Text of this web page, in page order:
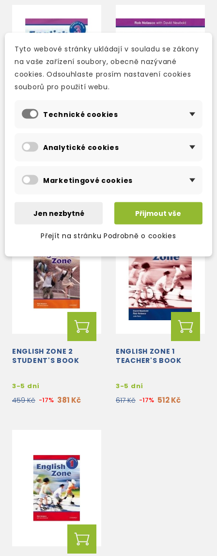
STUDENT'S BOOK
2-3 týdny
390 Kč
CD
ENGLISH ZONE 2
STUDENT'S BOOK
3-5 dní
459 Kč -17% 381 Kč
ENGLISH ZONE 1
TEACHER'S BOOK
3-5 dní
617 Kč -17% 512 Kč
Tyto webové stránky ukládají v souladu se zákony
na vaše zařízení soubory, obecně nazývané
cookies. Odsouhlaste prosím nastavení cookies
souborů pro použití webu.
Technické cookies
Analytické cookies
Marketingové cookies
Jen nezbytné Přijmout vše
Přejít na stránku Podrobně o cookies